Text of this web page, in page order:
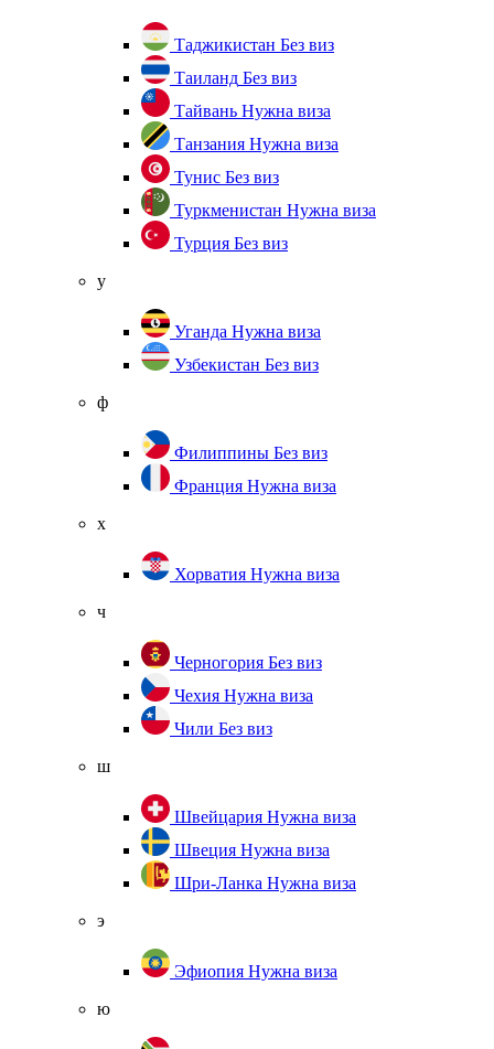
Таджикистан Без виз
Таиланд Без виз
Тайвань Нужна виза
Танзания Нужна виза
Тунис Без виз
Туркменистан Нужна виза
Турция Без виз
у
Уганда Нужна виза
Узбекистан Без виз
ф
Филиппины Без виз
Франция Нужна виза
х
Хорватия Нужна виза
ч
Черногория Без виз
Чехия Нужна виза
Чили Без виз
ш
Швейцария Нужна виза
Швеция Нужна виза
Шри-Ланка Нужна виза
э
Эфиопия Нужна виза
ю